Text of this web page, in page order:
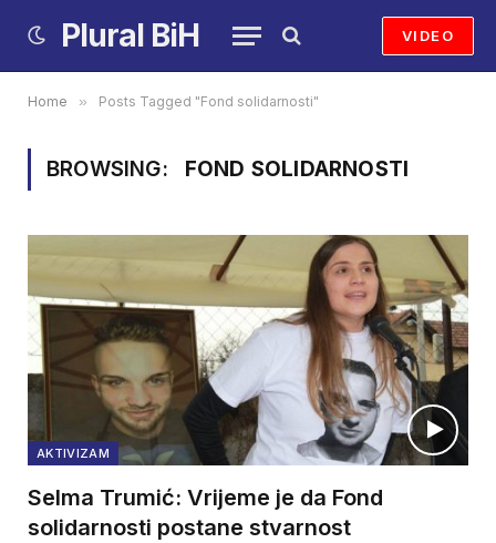
Plural BiH VIDEO
Home » Posts Tagged "Fond solidarnosti"
BROWSING: FOND SOLIDARNOSTI
AKTIVIZAM
Selma Trumić: Vrijeme je da Fond
solidarnosti postane stvarnost